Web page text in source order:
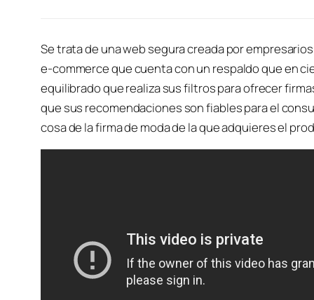
Se trata de una web segura creada por
e-commerce que cuenta con un respaldo que en
equilibrado que realiza sus filtros para ofrecer
que sus recomendaciones son fiables para el
cosa de la firma de moda de la que adquieres el